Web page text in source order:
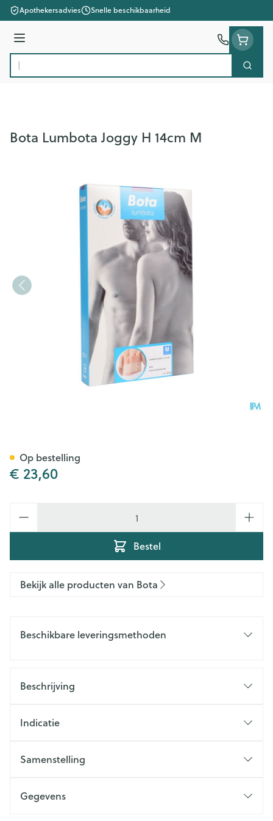
Ga naar de inhoud
Apothekersadvies Snelle beschikbaarheid
Menu
Product, merk, categorie...
Zoek
Bota Lumbota Joggy H 14cm M
€ 23,60
Bestel
Op bestelling
Bekijk alle producten van Bota
Beschikbare leveringsmethoden
Beschrijving
Indicatie
Samenstelling
Gegevens